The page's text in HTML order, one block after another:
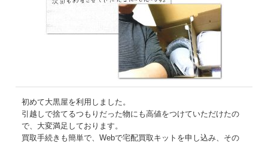
初めて大黒屋を利用しました。
引越しで捨てるつもりだった物にも高値をつけていただけたの
で、大変満足しております。
買取手続きも簡単で、Webで宅配買取キットを申し込み、その